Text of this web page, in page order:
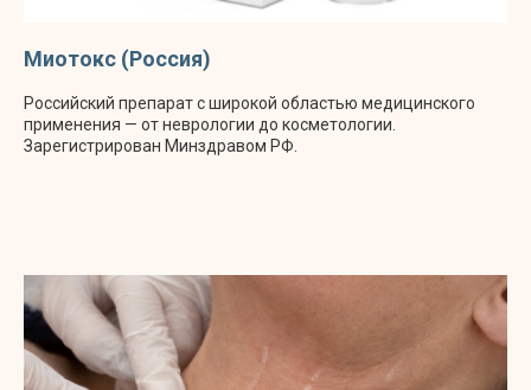
Миотокс (Россия)
Российский препарат с широкой областью медицинского
применения — от неврологии до косметологии.
Зарегистрирован Минздравом РФ.
ОСНОВНЫЕ ПРЕИМУЩЕСТВА
БОТУЛИНОТЕРАПИИ